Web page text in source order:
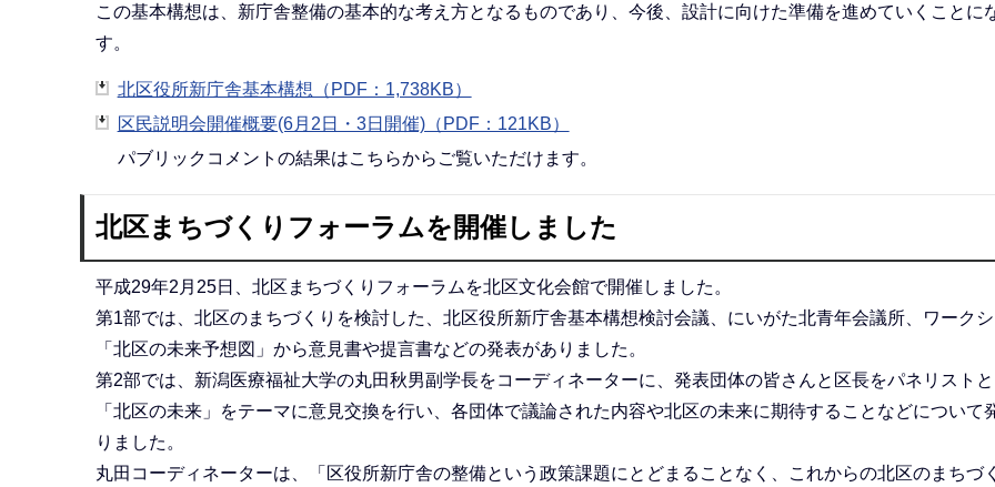
この基本構想は、新庁舎整備の基本的な考え方となるものであり、今後、設計に向けた準備を進めていくことに
す。
北区役所新庁舎基本構想（PDF：1,738KB）
区民説明会開催概要(6月2日・3日開催)（PDF：121KB）
パブリックコメントの結果はこちらからご覧いただけます。
北区まちづくりフォーラムを開催しました
平成29年2月25日、北区まちづくりフォーラムを北区文化会館で開催しました。
第1部では、北区のまちづくりを検討した、北区役所新庁舎基本構想検討会議、にいがた北青年会議所、ワーク
「北区の未来予想図」から意見書や提言書などの発表がありました。
第2部では、新潟医療福祉大学の丸田秋男副学長をコーディネーターに、発表団体の皆さんと区長をパネリスト
「北区の未来」をテーマに意見交換を行い、各団体で議論された内容や北区の未来に期待することなどについて
りました。
丸田コーディネーターは、「区役所新庁舎の整備という政策課題にとどまることなく、これからの北区のまちづ